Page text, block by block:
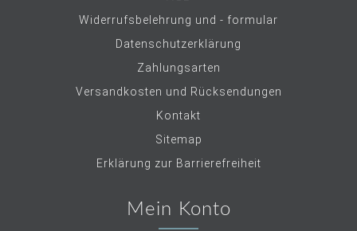
Widerrufsbelehrung und - formular
Datenschutzerklärung
Zahlungsarten
Versandkosten und Rücksendungen
Kontakt
Sitemap
Erklärung zur Barrierefreiheit
Mein Konto